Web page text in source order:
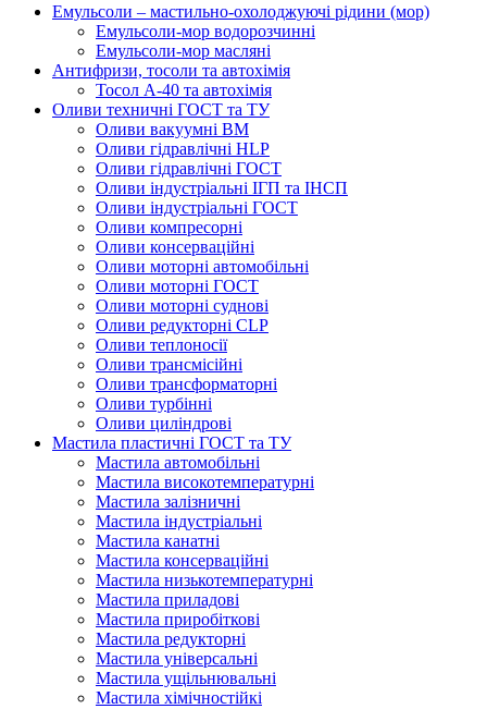
Емульсоли – мастильно-охолоджуючі рідини (мор)
Емульсоли-мор водорозчинні
Емульсоли-мор масляні
Антифризи, тосоли та автохімія
Тосол А-40 та автохімія
Оливи техничні ГОСТ та ТУ
Оливи вакуумні ВМ
Оливи гідравлічні HLP
Оливи гідравлічні ГОСТ
Оливи індустріальні ІГП та ІНСП
Оливи індустріальні ГОСТ
Оливи компресорні
Оливи консерваційні
Оливи моторні автомобільні
Оливи моторні ГОСТ
Оливи моторні суднові
Оливи редукторні CLP
Оливи теплоносії
Оливи трансмісійні
Оливи трансформаторні
Оливи турбінні
Оливи циліндрові
Мастила пластичні ГОСТ та ТУ
Мастила автомобільні
Мастила високотемпературні
Мастила залізничні
Мастила індустріальні
Мастила канатні
Мастила консерваційні
Мастила низькотемпературні
Мастила приладові
Мастила приробіткові
Мастила редукторні
Мастила універсальні
Мастила ущільнювальні
Мастила хімічностійкі